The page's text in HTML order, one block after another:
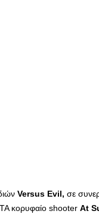
Versus Evil, σε
κορυφαίο shooter At